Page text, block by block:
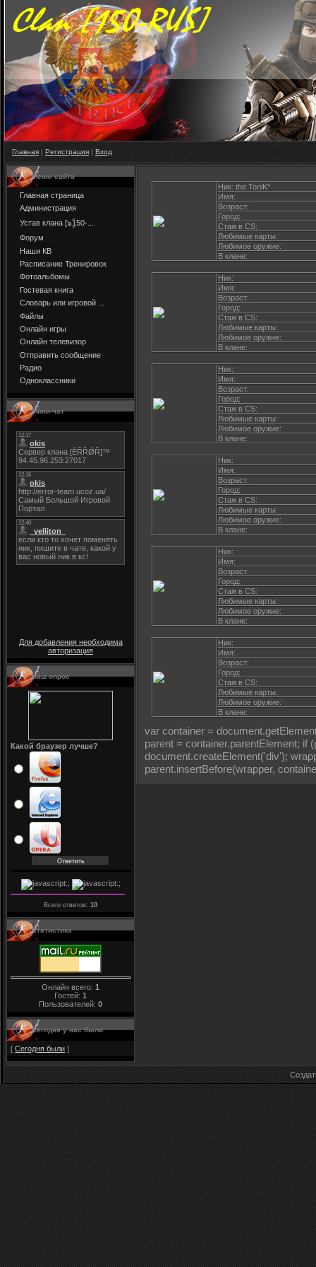
Главная |Регистрация|Вход
Меню сайта
Главная страница
Администрация
Устав клана [๖ۣۜ150-...
Форум
Наши КВ
Расписание Тренировок
Фотоальбомы
Гостевая книга
Словарь или игровой ...
Файлы
Онлайн игры
Онлайн телевизор
Отправить сообщение
Радио
Одноклассники
Мини-чат
Для добавления необходима
авторизация
Наш опрос
Какой браузер лучше?
Всего ответов: 10
Статистика
Онлайн всего: 1
Гостей: 1
Пользователей: 0
Сегодня у нас были
[ Сегодня были ]
Ник: the ToniK*
Имя:
Возраст:
Город:
Стаж в CS:
Любимые карты:
Любимое оружие:
В клане:
Ник:
Имя:
Возраст:
Город:
Стаж в CS:
Любимые карты:
Любимое оружие:
В клане:
Ник:
Имя:
Возраст:
Город:
Стаж в CS:
Любимые карты:
Любимое оружие:
В клане:
Ник:
Имя:
Возраст:
Город:
Стаж в CS:
Любимые карты:
Любимое оружие:
В клане:
Ник:
Имя:
Возраст:
Город:
Стаж в CS:
Любимые карты:
Любимое оружие:
В клане:
Ник:
Имя:
Возраст:
Город:
Стаж в CS:
Любимые карты:
Любимое оружие:
В клане:
var container =
parent = container.parentElement; if
document.createElement('div');
parent.insertBefore(wrapper,